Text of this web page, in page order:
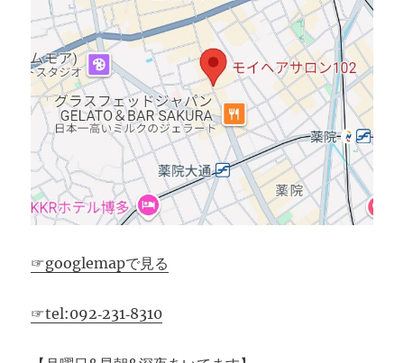
☞googlemapで見る
☞tel:092‐231‐8310